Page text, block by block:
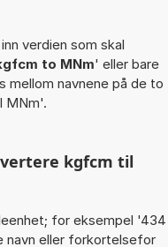
verdien som skal
to MNm' eller bare
navnene på de to
MNm'.
kgfcm til
for eksempel '434
navn eller forkortelsefor